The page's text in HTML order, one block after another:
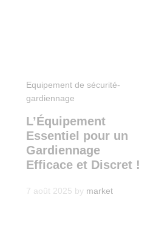
Equipement de sécurité-
gardiennage
L’Équipement
Essentiel pour un
Gardiennage
Efficace et Discret !
7 août 2025 by market